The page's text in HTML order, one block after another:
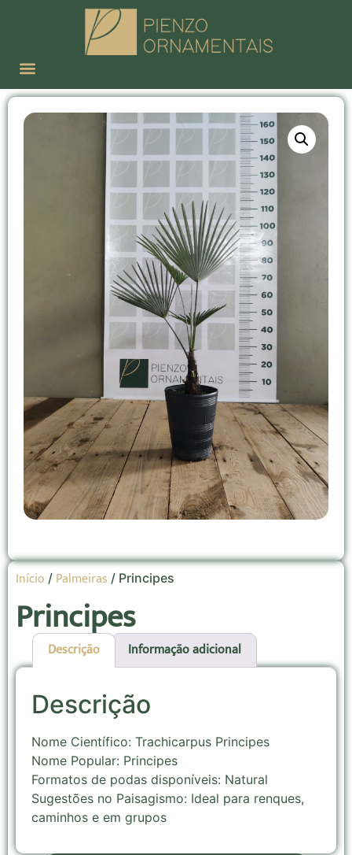
Início / Palmeiras / Principes
Principes
Descrição Informação adicional
Descrição
Nome Científico: Trachicarpus Principes
Nome Popular: Principes
Formatos de podas disponíveis: Natural
Sugestões no Paisagismo: Ideal para renques,
caminhos e em grupos